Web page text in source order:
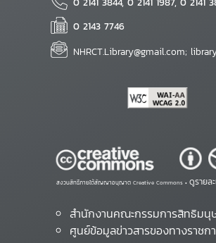
0 2143 7746
NHRCT.Library@gmail.com;
สงวนสิทธิ์ภายใต้สัญญาอนุญาต Creative Commons • ดูราย
สำนักงานคณะกรรมการสิทธิมนุ
ศูนย์ข้อมูลข่าวสารของทางราชก